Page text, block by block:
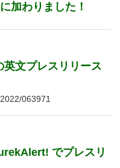
加わりました！
文プレスリリース
063971
でプレスリ